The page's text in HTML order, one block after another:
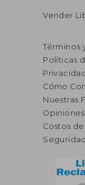
Vender
Términos
Políticas
Cómo
Nuestras
Costos